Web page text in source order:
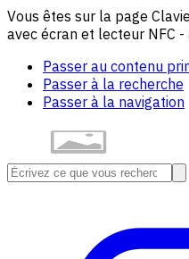
Vous êtes sur la page
avec écran et lecteur NFC
Passer au contenu
Passer à la recherche
Passer à la navigation